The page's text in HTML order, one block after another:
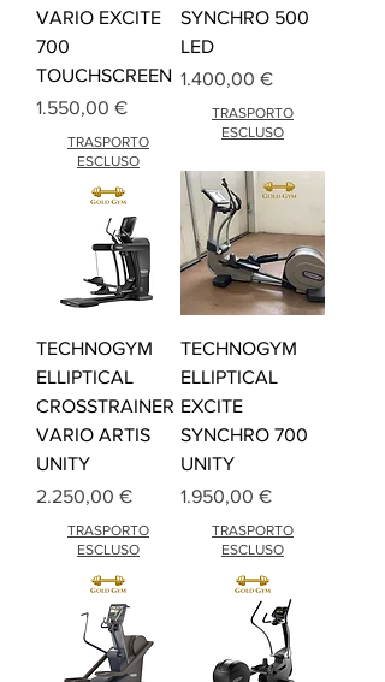
VARIO EXCITE
700
TOUCHSCREEN
Preis
1.550,00 €
TRASPORTO
ESCLUSO
SYNCHRO 500
LED
Preis
1.400,00 €
TRASPORTO
ESCLUSO
TECHNOGYM
ELLIPTICAL
CROSSTRAINER
VARIO ARTIS
UNITY
Preis
2.250,00 €
TRASPORTO
ESCLUSO
TECHNOGYM
ELLIPTICAL
EXCITE
SYNCHRO 700
UNITY
Preis
1.950,00 €
TRASPORTO
ESCLUSO